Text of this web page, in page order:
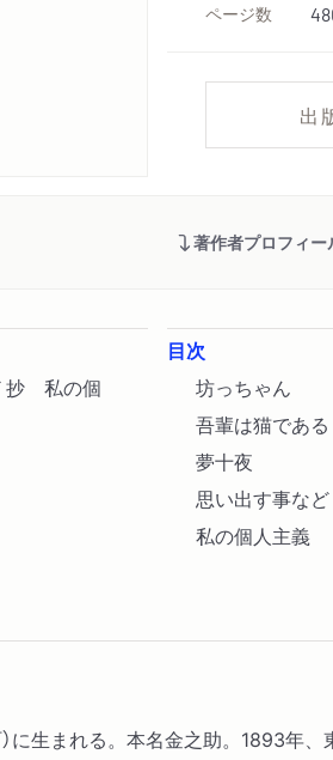
ページ数
出
著作者プロフィー
抄 私の個
目次
坊っちゃん
吾輩は猫であ
夢十夜
思い出す事な
私の個人主義
に生まれる。本名金之助。1893年